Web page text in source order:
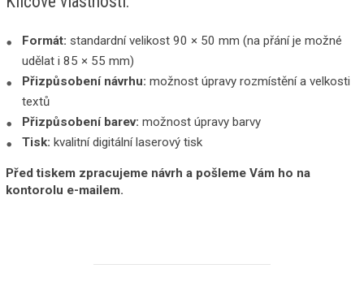
Formát: standardní velikost 90 × 50 mm (na přání je možné
udělat i 85 × 55 mm)
Přizpůsobení návrhu: možnost úpravy rozmístění a velkosti
textů
Přizpůsobení barev: možnost úpravy barvy
Tisk: kvalitní digitální laserový tisk
Před tiskem zpracujeme návrh a pošleme Vám ho na
kontorolu e-mailem.